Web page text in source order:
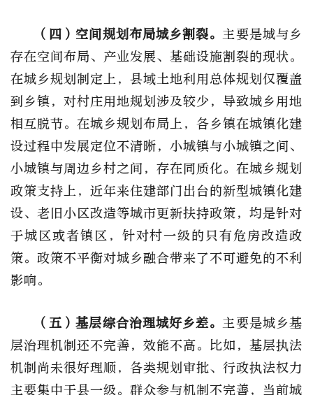
（四）空间规划布局城乡割裂。 主要是城与乡
存在空间布局、产业发展、基础设施割裂的现状。
在城乡规划制定上，县域土地利用总体规划仅覆盖
到乡镇，对村庄用地规划涉及较少，导致城乡用地
相互脱节。在城乡规划布局上，各乡镇在城镇化建
设过程中发展定位不清晰，小城镇与小城镇之间、
小城镇与周边乡村之间，存在同质化。在城乡规划
政策支持上，近年来住建部门出台的新型城镇化建
设、老旧小区改造等城市更新扶持政策，均是针对
于城区或者镇区，针对村一级的只有危房改造政
策。政策不平衡对城乡融合带来了不可避免的不利
影响。
（五）基层综合治理城好乡差。 主要是城乡基
层治理机制还不完善，效能不高。比如，基层执法
机制尚未很好理顺，各类规划审批、行政执法权力
主要集中于县一级。群众参与机制不完善，当前城